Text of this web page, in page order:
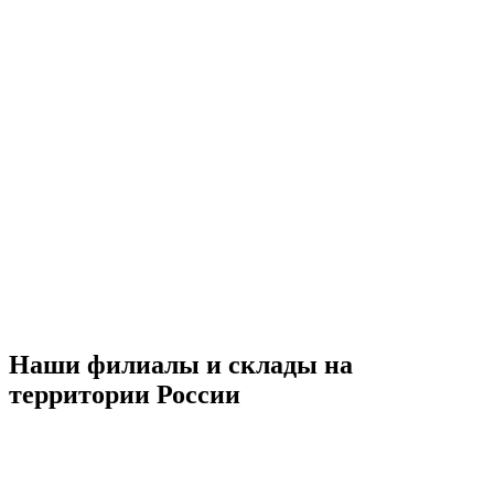
Наши филиалы и склады на
территории России